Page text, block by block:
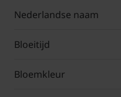
Nederlandse naam
Bloeitijd
Bloemkleur